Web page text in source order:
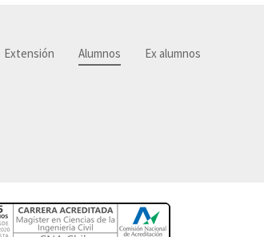
Extensión Alumnos Ex alumnos